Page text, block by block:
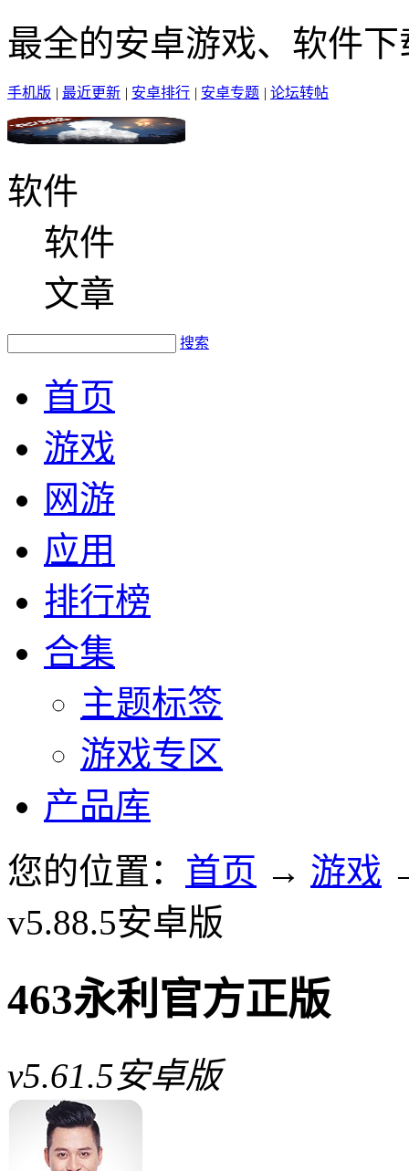
最全的安卓游戏、软件下
手机版 | 最近更新 | 安卓排行 | 安卓专题 | 论坛转帖
软件
软件
文章
搜索
首页
游戏
网游
应用
排行榜
合集
主题标签
游戏专区
产品库
您的位置： 首页 → 游戏
v5.88.5安卓版
463永利官方正版
v5.61.5安卓版